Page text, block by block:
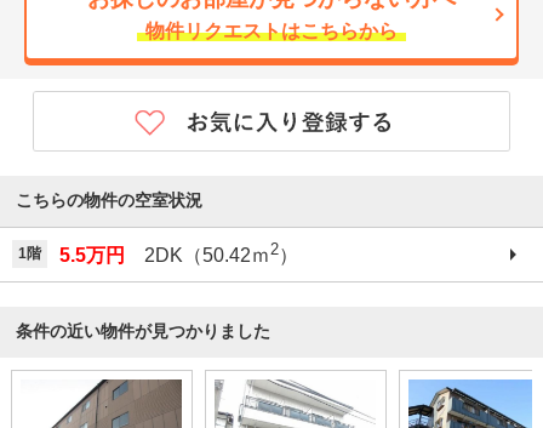
物件リクエストはこちらから
こちらの物件の空室状況
1階 5.5万円 2DK（50.42ｍ2）
条件の近い物件が見つかりました